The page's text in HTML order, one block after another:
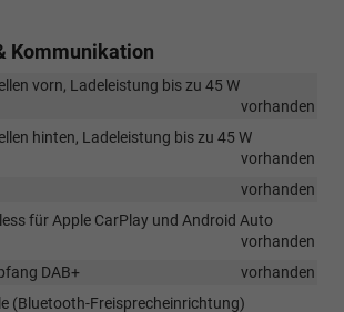
Kommunikation
vorn, Ladeleistung bis zu 45 W
vorhanden
hinten, Ladeleistung bis zu 45 W
vorhanden
vorhanden
für Apple CarPlay und Android Auto
vorhanden
DAB+
vorhanden
(Bluetooth-Freisprecheinrichtung)